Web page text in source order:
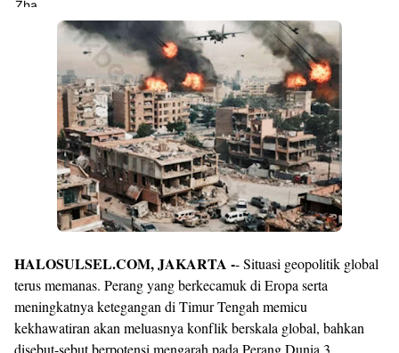
Premium
Raushan
Design
Templates
HALOSULSEL.COM, JAKARTA -- Situasi geopolitik global
terus memanas. Perang yang berkecamuk di Eropa serta
meningkatnya ketegangan di Timur Tengah memicu
kekhawatiran akan meluasnya konflik berskala global, bahkan
disebut-sebut berpotensi mengarah pada Perang Dunia 3.